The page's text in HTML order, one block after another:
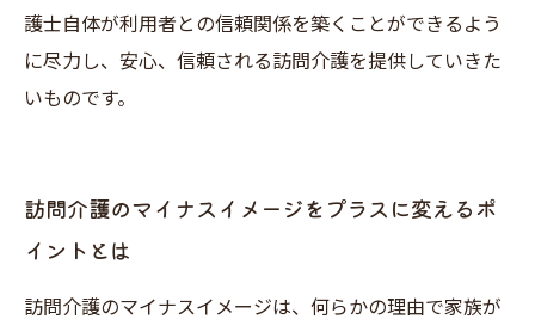
護士自体が利用者との信頼関係を築くことができるよう
に尽力し、安心、信頼される訪問介護を提供していきた
いものです。
訪問介護のマイナスイメージをプラスに変えるポ
イントとは
訪問介護のマイナスイメージは、何らかの理由で家族が